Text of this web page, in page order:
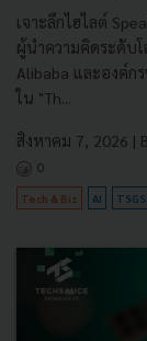
เจาะลึกไฮไลต์
ผู้นำความคิดระดับโ
Alibaba และองค์
ใน "Th...
สิงหาคม 7, 2026 |
0
Tech & Biz AI